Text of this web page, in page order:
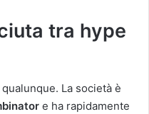
tra hype
La società è
e ha rapidamente